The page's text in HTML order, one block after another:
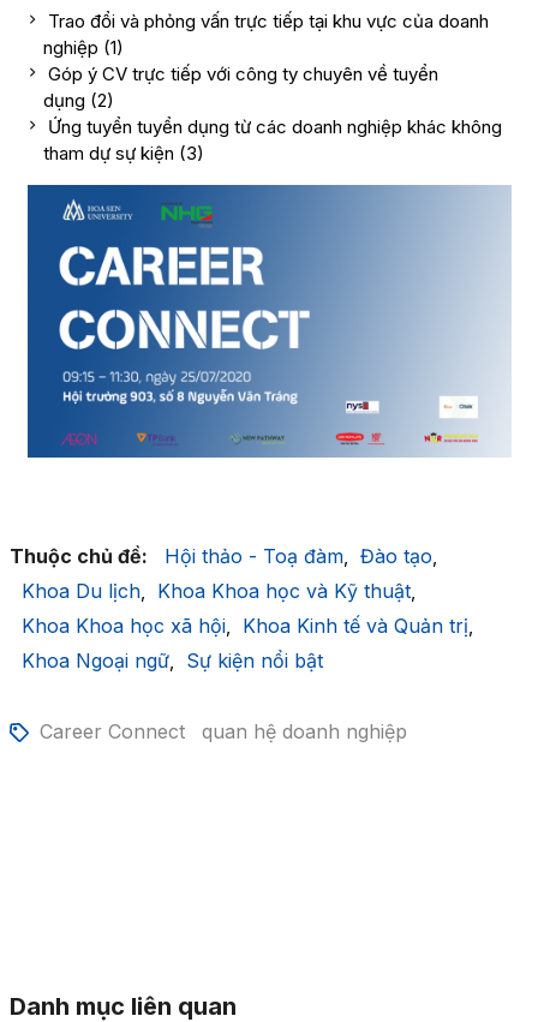
Trao đổi và phỏng vấn trực tiếp tại khu vực của doanh
nghiệp (1)
Góp ý CV trực tiếp với công ty chuyên về tuyển
dụng (2)
Ứng tuyển tuyển dụng từ các doanh nghiệp khác không
tham dự sự kiện (3)
Thuộc chủ đề: Hội thảo - Toạ đàm, Đào tạo,
Khoa Du lịch, Khoa Khoa học và Kỹ thuật,
Khoa Khoa học xã hội, Khoa Kinh tế và Quản trị,
Khoa Ngoại ngữ, Sự kiện nổi bật
Career Connect quan hệ doanh nghiệp
Danh mục liên quan